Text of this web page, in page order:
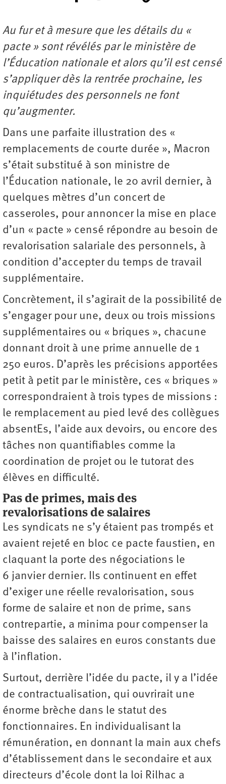
Au fur et à mesure que les détails du «
pacte » sont révélés par le ministère de
l’Éducation nationale et alors qu’il est censé
s’appliquer dès la rentrée prochaine, les
inquiétudes des personnels ne font
qu’augmenter.
Dans une parfaite illustration des «
remplacements de courte durée », Macron
s’était substitué à son ministre de
l’Éducation nationale, le 20 avril dernier, à
quelques mètres d’un concert de
casseroles, pour annoncer la mise en place
d’un « pacte » censé répondre au besoin de
revalorisation salariale des personnels, à
condition d’accepter du temps de travail
supplémentaire.
Concrètement, il s’agirait de la possibilité de
s’engager pour une, deux ou trois missions
supplémentaires ou « briques », chacune
donnant droit à une prime annuelle de 1
250 euros. D’après les précisions apportées
petit à petit par le ministère, ces « briques »
correspondraient à trois types de missions :
le remplacement au pied levé des collègues
absentEs, l’aide aux devoirs, ou encore des
tâches non quantifiables comme la
coordination de projet ou le tutorat des
élèves en difficulté.
Pas de primes, mais des
revalorisations de salaires
Les syndicats ne s’y étaient pas trompés et
avaient rejeté en bloc ce pacte faustien, en
claquant la porte des négociations le
6 janvier dernier. Ils continuent en effet
d’exiger une réelle revalorisation, sous
forme de salaire et non de prime, sans
contrepartie, a minima pour compenser la
baisse des salaires en euros constants due
à l’inflation.
Surtout, derrière l’idée du pacte, il y a l’idée
de contractualisation, qui ouvrirait une
énorme brèche dans le statut des
fonctionnaires. En individualisant la
rémunération, en donnant la main aux chefs
d’établissement dans le secondaire et aux
directeurs d’école dont la loi Rilhac a